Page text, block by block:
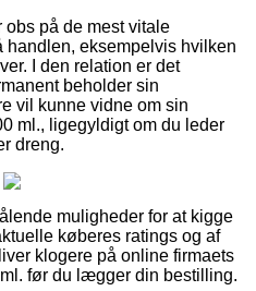
obs på de mest vitale
handlen, eksempelvis hvilken
I den relation er det
beholder sin
vil kunne vidne om sin
ml., ligegyldigt om du leder
dreng.
muligheder for at kigge
køberes ratings og af
klogere på online firmaets
før du lægger din bestilling.